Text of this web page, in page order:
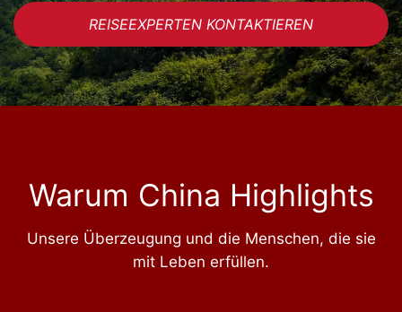
REISEEXPERTEN KONTAKTIEREN
Warum China Highlights
Unsere Überzeugung und die Menschen, die sie
mit Leben erfüllen.